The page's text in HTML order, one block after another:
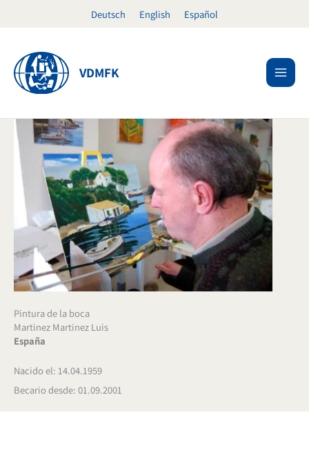
Deutsch English Español
VDMFK
Pintura de la boca
Martinez Martinez Luis
España
Nacido el: 14.04.1959
Becario desde: 01.09.2001